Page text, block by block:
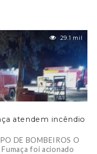
29.1 mil
atendem incêndio
DE BOMBEIROS O
foi acionado